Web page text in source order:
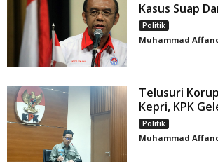
Kasus Suap
Politik
Muhammad
Telusuri
Kepri, KPK
Politik
Muhammad